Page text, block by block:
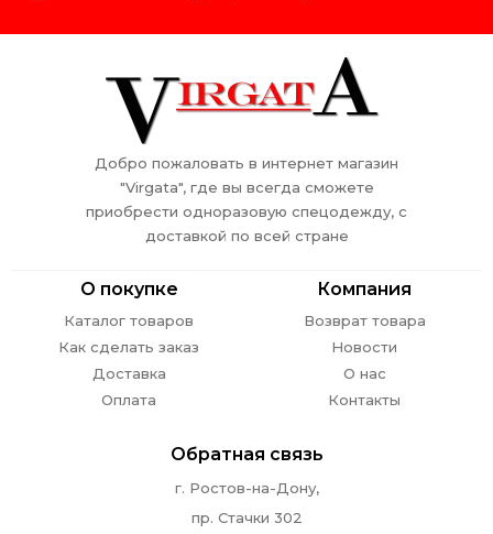
Добро пожаловать в интернет магазин
"Virgata", где вы всегда сможете
приобрести одноразовую спецодежду, с
доставкой по всей стране
О покупке
Каталог товаров
Как сделать заказ
Доставка
Оплата
Компания
Возврат товара
Новости
О нас
Контакты
Обратная связь
г. Ростов-на-Дону,
пр. Стачки 302